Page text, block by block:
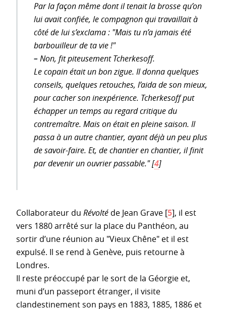
Par la façon même dont il tenait la brosse qu’on
lui avait confiée, le compagnon qui travaillait à
côté de lui s’exclama : "Mais tu n’a jamais été
barbouilleur de ta vie !"
–Non, fit piteusement Tcherkesoff.
Le copain était un bon zigue. Il donna quelques
conseils, quelques retouches, l’aida de son mieux,
pour cacher son inexpérience. Tcherkesoff put
échapper un temps au regard critique du
contremaître. Mais on était en pleine saison. Il
passa à un autre chantier, ayant déjà un peu plus
de savoir-faire. Et, de chantier en chantier, il finit
par devenir un ouvrier passable."[4]
Collaborateur du Révolté de Jean Grave [5], il est
vers 1880 arrêté sur la place du Panthéon, au
sortir d’une réunion au "Vieux Chêne" et il est
expulsé. Il se rend à Genève, puis retourne à
Londres.
Il reste préoccupé par le sort de la Géorgie et,
muni d’un passeport étranger, il visite
clandestinement son pays en 1883, 1885, 1886 et